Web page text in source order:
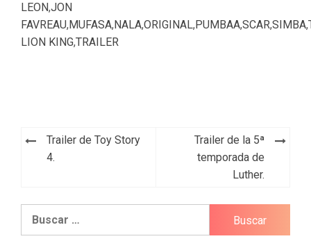
LEON,JON
FAVREAU,MUFASA,NALA,ORIGINAL,PUMBAA,SCAR,SIMBA,
LION KING,TRAILER
Navegación
Trailer de Toy Story
4.
Trailer de la 5ª
temporada de
Luther.